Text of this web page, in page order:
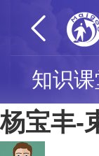
知识课
杨宝丰-